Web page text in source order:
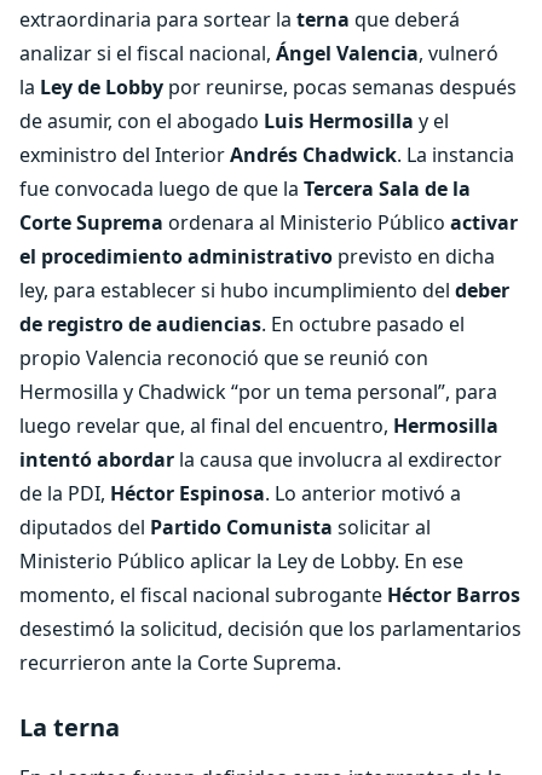
extraordinaria para sortear la terna que deberá
analizar si el fiscal nacional, Ángel Valencia, vulneró
la Ley de Lobby por reunirse, pocas semanas después
de asumir, con el abogado Luis Hermosilla y el
exministro del InteriorAndrés Chadwick. La instancia
fue convocada luego de que la Tercera Sala de la
Corte Suprema ordenara al Ministerio Público activar
el procedimiento administrativo previsto en dicha
ley, para establecer si hubo incumplimiento del deber
de registro de audiencias. En octubre pasado el
propio Valencia reconoció que se reunió con
Hermosilla y Chadwick “por un tema personal”, para
luego revelar que, al final del encuentro, Hermosilla
intentó abordar la causa que involucra al exdirector
de la PDI, Héctor Espinosa. Lo anterior motivó a
diputados del Partido Comunista solicitar al
Ministerio Público aplicar la Ley de Lobby. En ese
momento, el fiscal nacional subrogante Héctor Barros
desestimó la solicitud, decisión que los parlamentarios
recurrieron ante la Corte Suprema.
La terna